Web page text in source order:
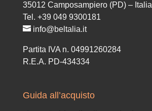
35012 Camposampiero (PD) – Italia
Tel. +39 049 9300181
info@beltalia.it
Partita IVA n. 04991260284
R.E.A. PD-434334
Guida all’acquisto